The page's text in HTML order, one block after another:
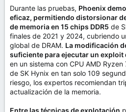
Durante las pruebas, Phoenix
eficaz, permitiendo distorsionar
de memoria en 15 chips DDR5 de
finales de 2021 y 2024, cubriendo
global de DRAM. La modificación
suficiente para ejecutar un
en un sistema con CPU AMD
de SK Hynix en tan solo 109
riesgo, los expertos recomiendan
actualización de la memoria.
Entre las técnicas de explotación